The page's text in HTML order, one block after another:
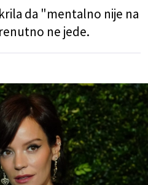
da "mentalno nije na
ne jede.